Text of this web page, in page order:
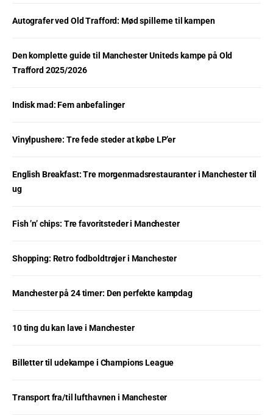
Autografer ved Old Trafford: Mød spillerne til kampen
Den komplette guide til Manchester Uniteds kampe på Old
Trafford 2025/2026
Indisk mad: Fem anbefalinger
Vinylpushere: Tre fede steder at købe LP’er
English Breakfast: Tre morgenmadsrestauranter i Manchester til
ug
Fish ’n’ chips: Tre favoritsteder i Manchester
Shopping: Retro fodboldtrøjer i Manchester
Manchester på 24 timer: Den perfekte kampdag
10 ting du kan lave i Manchester
Billetter til udekampe i Champions League
Transport fra/til lufthavnen i Manchester